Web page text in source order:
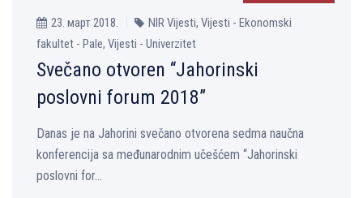
23. март 2018.
NIR Vijesti, Vijesti - Ekonomski
fakultet - Pale, Vijesti - Univerzitet
Svečano otvoren “Jahorinski
poslovni forum 2018”
Danas je na Jahorini svečano otvorena sedma naučna
konferencija sa međunarodnim učešćem “Jahorinski
poslovni for...